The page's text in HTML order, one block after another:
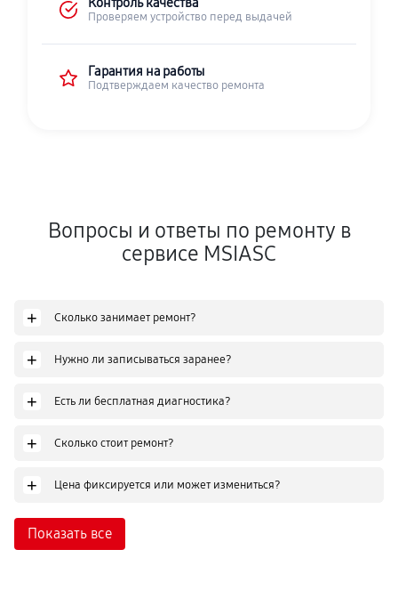
Проверяем устройство перед выдачей
Гарантия на работы
Подтверждаем качество ремонта
Вопросы и ответы по ремонту в
сервисе MSIASC
+ Сколько занимает ремонт?
+ Нужно ли записываться заранее?
+ Есть ли бесплатная диагностика?
+ Сколько стоит ремонт?
+ Цена фиксируется или может измениться?
Показать все